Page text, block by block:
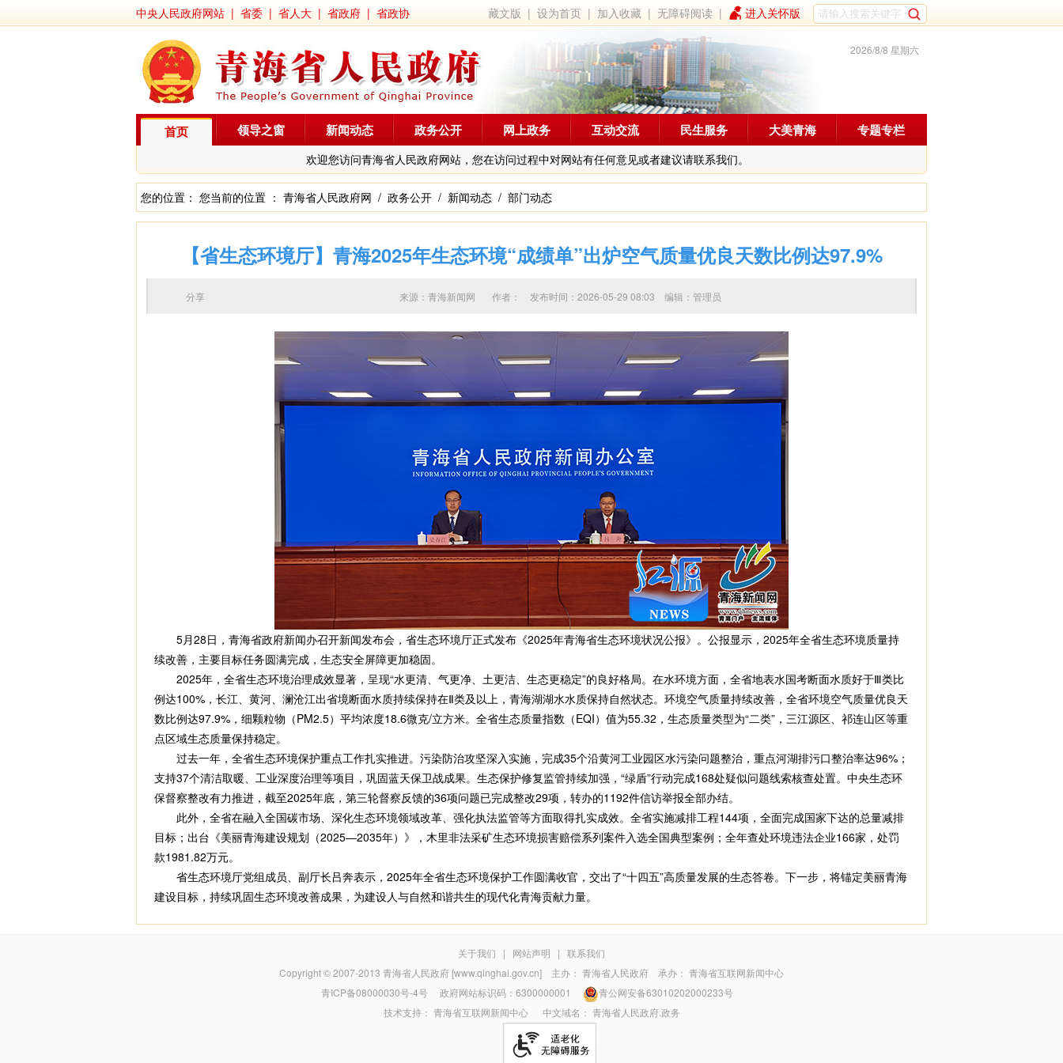
中央人民政府网站 | 省委 | 省人大 | 省政府 | 省政协 藏文版 |设为首页 | 加入收藏 |无障碍阅读 | 进入关怀版
2026/8/8 星期六
首页
欢迎您访问青海省人民政府网站，您在访问过程中对网站有任何意见或者建议请联系我们。
领导之窗 新闻动态 政务公开 网上政务 互动交流 民生服务 大美青海 专题专栏
您的位置： 您当前的位置 ： 青海省人民政府网 / 政务公开 / 新闻动态 / 部门动态
【省生态环境厅】青海2025年生态环境“成绩单”出炉空气质量优良天数比例达97.9%
来源：青海新闻网 作者： 发布时间：2026-05-29 08:03 编辑：管理员
分享
5月28日，青海省政府新闻办召开新闻发布会，省生态环境厅正式发布《2025年青海省生态环境状况公报》。公报显示，2025年全省生态环境质量持
续改善，主要目标任务圆满完成，生态安全屏障更加稳固。
2025年，全省生态环境治理成效显著，呈现“水更清、气更净、土更洁、生态更稳定”的良好格局。在水环境方面，全省地表水国考断面水质好于Ⅲ类比
例达100%，长江、黄河、澜沧江出省境断面水质持续保持在Ⅱ类及以上，青海湖湖水水质保持自然状态。环境空气质量持续改善，全省环境空气质量优良天
数比例达97.9%，细颗粒物（PM2.5）平均浓度18.6微克/立方米。全省生态质量指数（EQI）值为55.32，生态质量类型为“二类”，三江源区、祁连山区等重
点区域生态质量保持稳定。
过去一年，全省生态环境保护重点工作扎实推进。污染防治攻坚深入实施，完成35个沿黄河工业园区水污染问题整治，重点河湖排污口整治率达96%；
支持37个清洁取暖、工业深度治理等项目，巩固蓝天保卫战成果。生态保护修复监管持续加强，“绿盾”行动完成168处疑似问题线索核查处置。中央生态环
保督察整改有力推进，截至2025年底，第三轮督察反馈的36项问题已完成整改29项，转办的1192件信访举报全部办结。
此外，全省在融入全国碳市场、深化生态环境领域改革、强化执法监管等方面取得扎实成效。全省实施减排工程144项，全面完成国家下达的总量减排
目标；出台《美丽青海建设规划（2025—2035年）》，木里非法采矿生态环境损害赔偿系列案件入选全国典型案例；全年查处环境违法企业166家，处罚
款1981.82万元。
省生态环境厅党组成员、副厅长吕奔表示，2025年全省生态环境保护工作圆满收官，交出了“十四五”高质量发展的生态答卷。下一步，将锚定美丽青海
建设目标，持续巩固生态环境改善成果，为建设人与自然和谐共生的现代化青海贡献力量。
关于我们 | 网站声明 | 联系我们
Copyright © 2007-2013 青海省人民政府 [www.qinghai.gov.cn] 主办： 青海省人民政府 承办： 青海省互联网新闻中心
青ICP备08000030号-4号政府网站标识码：6300000001
青公网安备63010202000233号
技术支持： 青海省互联网新闻中心中文域名： 青海省人民政府.政务